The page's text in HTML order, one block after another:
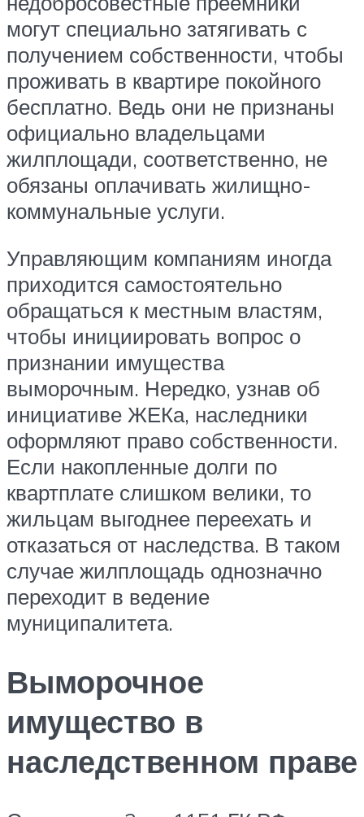
могут специально затягивать с
получением собственности, чтобы
проживать в квартире покойного
бесплатно. Ведь они не признаны
официально владельцами
жилплощади, соответственно, не
обязаны оплачивать жилищно-
коммунальные услуги.
Управляющим компаниям иногда
приходится самостоятельно
обращаться к местным властям,
чтобы инициировать вопрос о
признании имущества
выморочным. Нередко, узнав об
инициативе ЖЕКа, наследники
оформляют право собственности.
Если накопленные долги по
квартплате слишком велики, то
жильцам выгоднее переехать и
отказаться от наследства. В таком
случае жилплощадь однозначно
переходит в ведение
муниципалитета.
Выморочное
имущество в
наследственном праве